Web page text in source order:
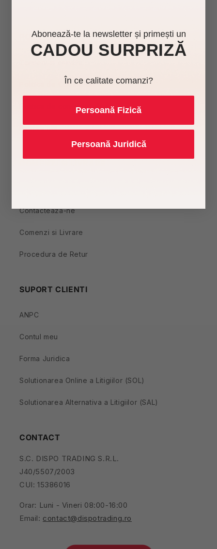
POLITICI
Politica de Cookie-uri
Politica de confidentialitate
Despre noi
Contacteaza-ne
Comenzi si Livrare
Procedura de Retur
SUPORT CLIENTI
ANPC
Contul meu
Forma Juridica
Solutionarea Online a Litigiilor (SOL)
Solutionarea Alternativa a Litigiilor (SAL)
CONTACT
S.C. DISPO TRADING S.R.L.
J40/5507/2003
CUI: 15386016
Orar: Luni - Vineri 08:00-16:00
Email: contact@dispotrading.ro
Abonează-te la newsletter și primești un
CADOU SURPRIZĂ
În ce calitate comanzi?
Persoană Fizică
Persoană Juridică